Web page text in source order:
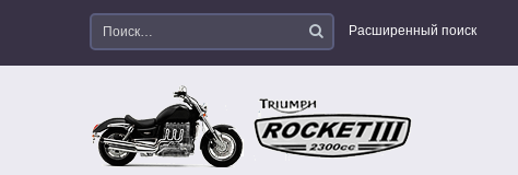
Расширенный поиск